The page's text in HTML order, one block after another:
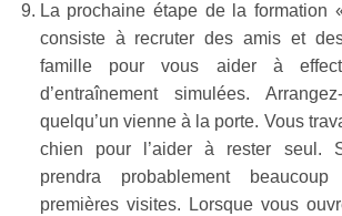
La prochaine étape de la formation
consiste à recruter des amis et
famille pour vous aider à
d’entraînement simulées.
quelqu’un vienne à la porte. Vous
chien pour l’aider à rester seul.
prendra probablement
premières visites. Lorsque vous